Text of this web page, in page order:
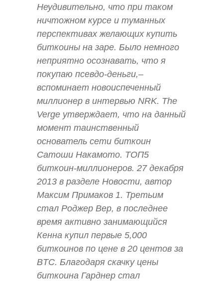
Неудивительно, что при таком
ничтожном курсе и туманных
перспективах желающих купить
биткоины на заре. Было немного
неприятно осознавать, что я
покупаю псевдо-деньги,–
вспоминает новоиспеченный
миллионер в интервью NRK. The
Verge утверждает, что на данный
момент таинственный
основатель сети биткоин
Сатоши Накамото. ТОП5
биткоин-миллионеров. 27 декабря
2013 в разделе Новости, автор
Максим Примаков 1. Третьим
стал Роджер Вер, в последнее
время активно занимающийся
Кенна купил первые 5,000
биткоинов по цене в 20 центов за
BTC. Благодаря скачку цены
биткоина Гарднер стал